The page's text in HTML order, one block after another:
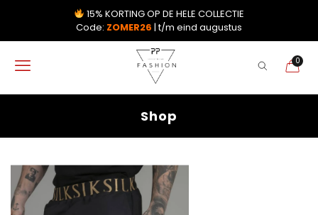
15% KORTING OP DE HELE COLLECTIE
Code: ZOMER26 | t/m eind augustus
0
Shop